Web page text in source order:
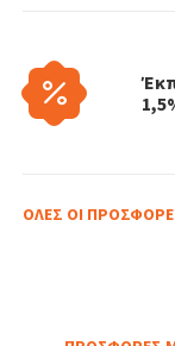
ΟΛΕΣ ΟΙ